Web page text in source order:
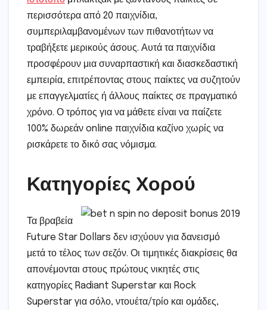
περισσότερα από 20 παιχνίδια,
συμπεριλαμβανομένων των πιθανοτήτων να
τραβήξετε μερικούς άσους. Αυτά τα παιχνίδια
προσφέρουν μια συναρπαστική και διασκεδαστική
εμπειρία, επιτρέποντας στους παίκτες να συζητούν
με επαγγελματίες ή άλλους παίκτες σε πραγματικό
χρόνο. Ο τρόπος για να μάθετε είναι να παίζετε
100% δωρεάν online παιχνίδια καζίνο χωρίς να
ρισκάρετε το δικό σας νόμισμα.
Κατηγορίες Χορού
Τα βραβεία
Future Star Dollars δεν ισχύουν για δανεισμό
μετά το τέλος των σεζόν. Οι τιμητικές διακρίσεις θα
απονέμονται στους πρώτους νικητές στις
κατηγορίες Radiant Superstar και Rock
Superstar για σόλο, ντουέτα/τρίο και ομάδες,